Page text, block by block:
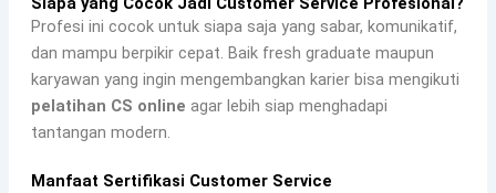
Profesi ini cocok untuk siapa saja yang sabar, komunikatif,
dan mampu berpikir cepat. Baik fresh graduate maupun
karyawan yang ingin mengembangkan karier bisa mengikuti
pelatihan CS online agar lebih siap menghadapi
tantangan modern.
Manfaat Sertifikasi Customer Service